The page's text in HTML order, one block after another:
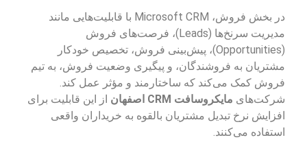
در بخش فروش، Microsoft CRM با قابلیت‌هایی مانند
مدیریت سرنخ‌ها (Leads)، فرصت‌های فروش
(Opportunities)، پیش‌بینی فروش، تخصیص خودکار
مشتریان به فروشندگان، و پیگیری وضعیت فروش، به تیم
فروش کمک می‌کند که ساختارمند و مؤثر عمل کند.
شرکت‌های مایکروسافت CRM اصفهان
از این قابلیت برای
افزایش نرخ تبدیل مشتریان بالقوه به خریداران واقعی
استفاده می‌کنند.